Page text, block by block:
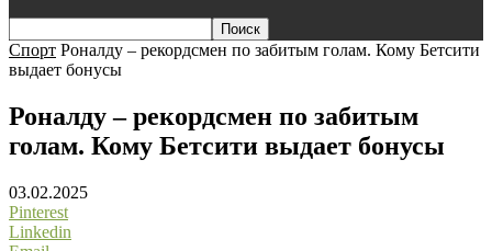
Спорт Роналду – рекордсмен по забитым голам. Кому Бетсити
выдает бонусы
Роналду – рекордсмен по забитым
голам. Кому Бетсити выдает бонусы
03.02.2025
Pinterest
Linkedin